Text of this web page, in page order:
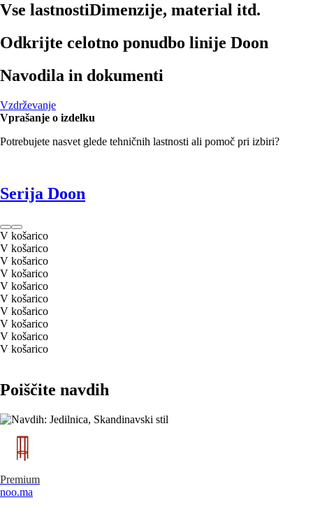
Vse lastnostiDimenzije, material itd.
Odkrijte celotno ponudbo linije Doon
Navodila in dokumenti
Vzdrževanje
Vprašanje o izdelku
Potrebujete nasvet glede tehničnih lastnosti ali pomoč pri izbiri?
Serija Doon
V košarico
V košarico
V košarico
V košarico
V košarico
V košarico
V košarico
V košarico
V košarico
V košarico
Poiščite navdih
Premium
noo.ma